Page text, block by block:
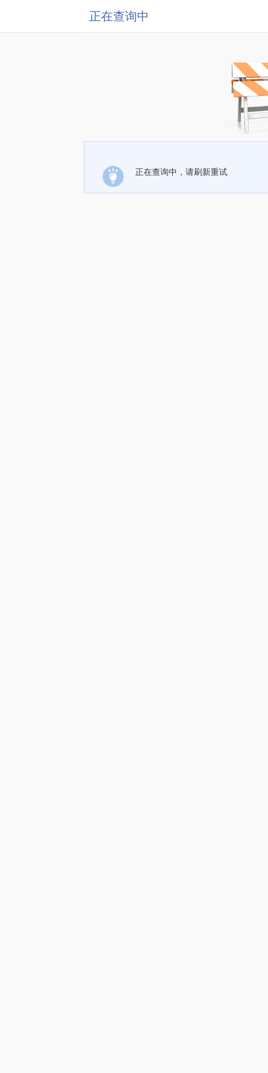
正在查询中
正在查询中，请刷新重试